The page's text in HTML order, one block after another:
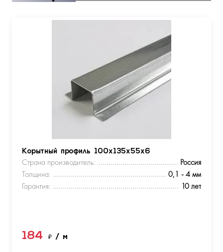
Корытный профиль 100х135х55х6
Страна производитель:
Россия
Толщина:
0,1 - 4 мм
Гарантия:
10 лет
184 ₽ / м